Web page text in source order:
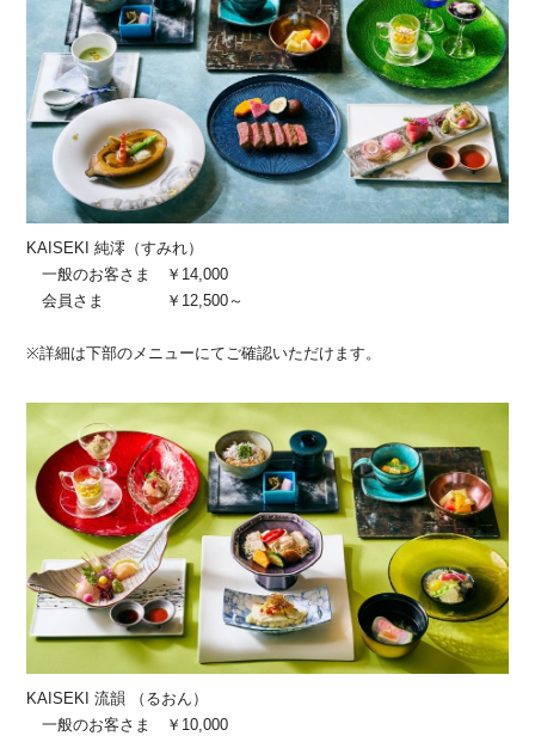
KAISEKI 純澪（すみれ）
一般のお客さま ￥14,000
会員さま ￥12,500～
※詳細は下部のメニューにてご確認いただけます。
KAISEKI 流韻 （るおん）
一般のお客さま ￥10,000